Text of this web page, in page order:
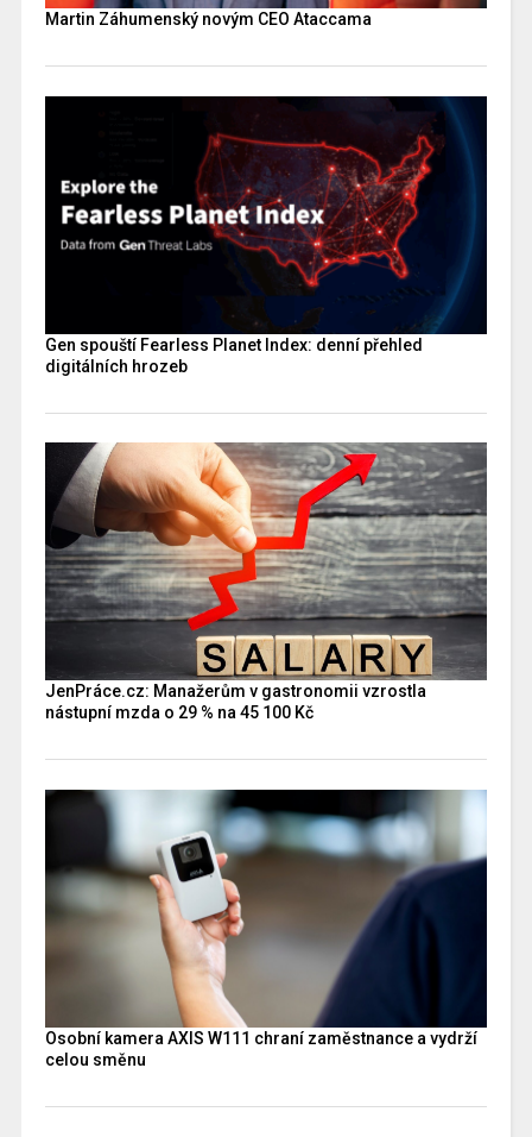
Martin Záhumenský novým CEO Ataccama
Gen spouští Fearless Planet Index: denní přehled
digitálních hrozeb
JenPráce.cz: Manažerům v gastronomii vzrostla
nástupní mzda o 29 % na 45 100 Kč
Osobní kamera AXIS W111 chraní zaměstnance a vydrží
celou směnu